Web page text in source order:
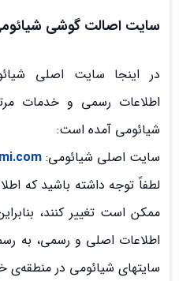
سایت اصالت گوشی
اطلاعات رسمی و خدمات
شیائومی آمده است:
سایت اصلی شیائومی:
لطفاً توجه داشته باشید که
ممکن است تغییر کنند،
اطلاعات اصلی و رسمی، به
سایتهای شیائومی در منطقه‌ی